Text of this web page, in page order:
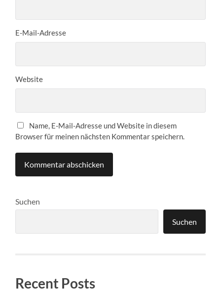
E-Mail-Adresse
Website
Name, E-Mail-Adresse und Website in diesem
Browser für meinen nächsten Kommentar speichern.
Suchen
Suchen
Recent Posts